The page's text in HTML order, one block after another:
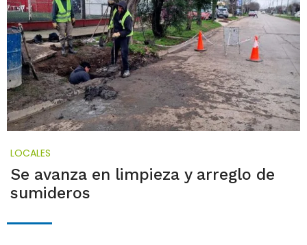
LOCALES
Se avanza en limpieza y arreglo de
sumideros